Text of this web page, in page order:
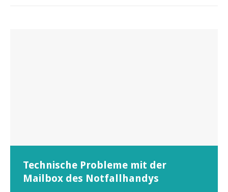
Technische Probleme mit der
Mailbox des Notfallhandys
Beginn der Wildtierrettung
Aus aktuellem Anlass weisen wir darauf hin, dass die
22.08.2026 Sommerfest im Tierheim
Wir bitten um Verständnis, dass am Tag vom
Wunschzettel unserer Fellnasen
Regelmäßig bekommen wir liebe Anfragen, wie man
uns am Besten unterstützen kann. Natürlich ziehen